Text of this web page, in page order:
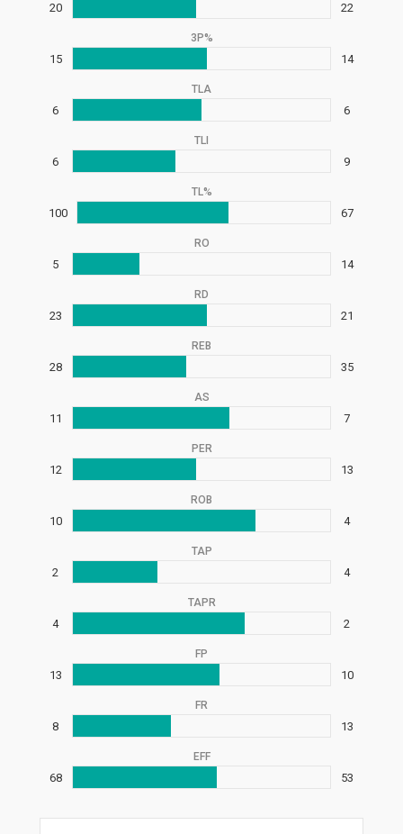
20 22
3P%
15 14
TLA
6 6
TLI
6 9
TL%
100 67
RO
5 14
RD
23 21
REB
28 35
AS
11 7
PER
12 13
ROB
10 4
TAP
2 4
TAPR
4 2
FP
13 10
FR
8 13
EFF
68 53